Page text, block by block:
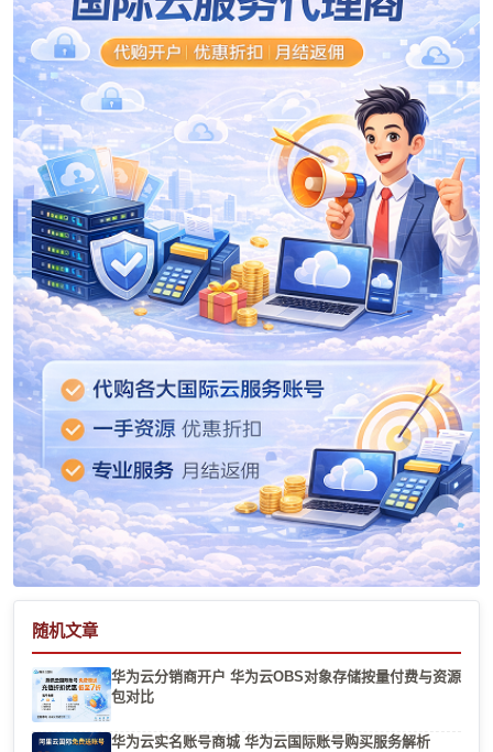
随机文章
华为云分销商开户 华为云OBS对象存储按量付费与资源
包对比
华为云实名账号商城 华为云国际账号购买服务解析